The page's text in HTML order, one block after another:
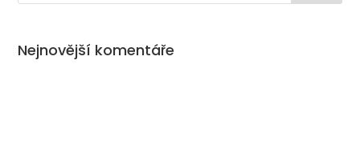
Nejnovější komentáře